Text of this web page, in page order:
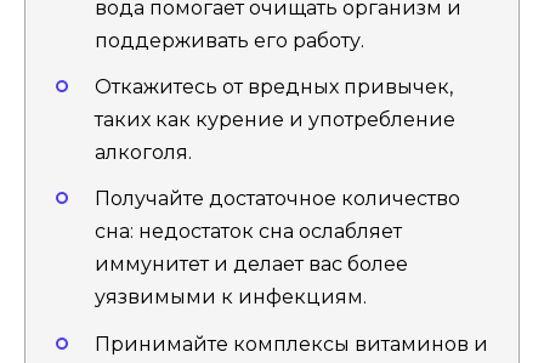
вода помогает очищать организм и
поддерживать его работу.
Откажитесь от вредных привычек,
таких как курение и употребление
алкоголя.
Получайте достаточное количество
сна: недостаток сна ослабляет
иммунитет и делает вас более
уязвимыми к инфекциям.
Принимайте комплексы витаминов и